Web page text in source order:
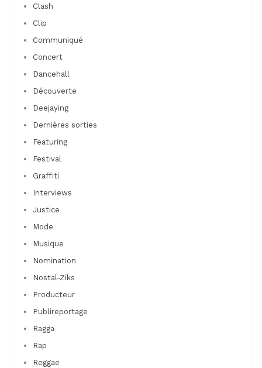
Clash
Clip
Communiqué
Concert
Dancehall
Découverte
Deejaying
Dernières sorties
Featuring
Festival
Graffiti
Interviews
Justice
Mode
Musique
Nomination
Nostal-Ziks
Producteur
Publireportage
Ragga
Rap
Reggae